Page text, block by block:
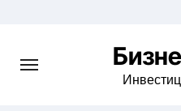
content